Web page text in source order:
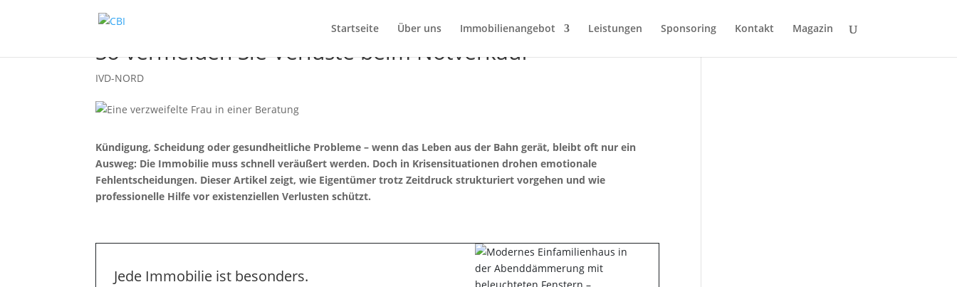
Startseite Über uns Immobilienangebot Leistungen Sponsoring Kontakt Magazin
So vermeiden Sie Verluste beim Notverkauf
IVD-NORD
Kündigung, Scheidung oder gesundheitliche Probleme – wenn das Leben aus der Bahn gerät, bleibt oft nur ein
Ausweg: Die Immobilie muss schnell veräußert werden. Doch in Krisensituationen drohen emotionale
Fehlentscheidungen. Dieser Artikel zeigt, wie Eigentümer trotz Zeitdruck strukturiert vorgehen und wie
professionelle Hilfe vor existenziellen Verlusten schützt.
Jede Immobilie ist besonders.